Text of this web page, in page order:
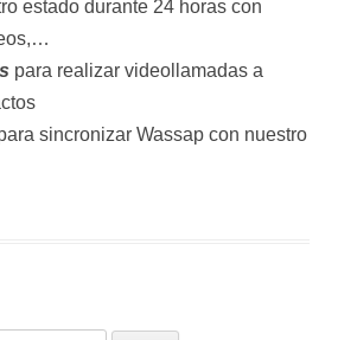
estado durante 24 horas con
para realizar videollamadas a
sincronizar Wassap con nuestro